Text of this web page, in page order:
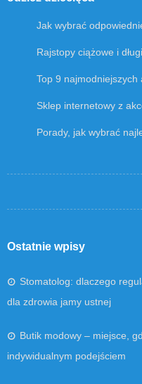
Jak wybrać
Rajstopy ciążowe i
Top 9
Sklep internetowy z
Porady, jak wybrać
Ostatnie wpisy
Stomatolog: dlaczego
dla zdrowia jamy ustnej
Butik modowy – miejsce,
indywidualnym podejściem